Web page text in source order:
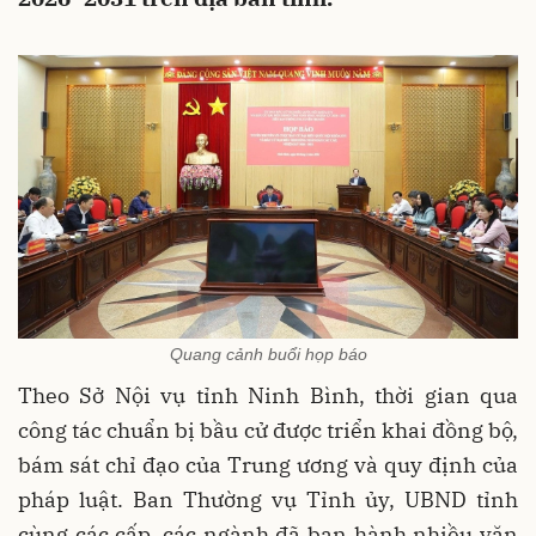
Quang cảnh buổi họp báo
Theo Sở Nội vụ tỉnh Ninh Bình, thời gian qua
công tác chuẩn bị bầu cử được triển khai đồng bộ,
bám sát chỉ đạo của Trung ương và quy định của
pháp luật. Ban Thường vụ Tỉnh ủy, UBND tỉnh